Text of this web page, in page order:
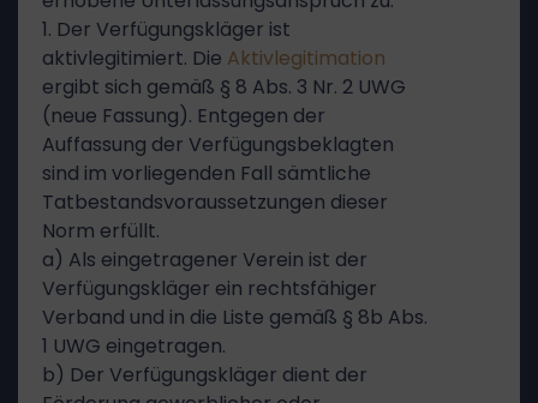
1. Der Verfügungskläger ist
aktivlegitimiert. Die Aktivlegitimation
ergibt sich gemäß § 8 Abs. 3 Nr. 2 UWG
(neue Fassung). Entgegen der
Auffassung der Verfügungsbeklagten
sind im vorliegenden Fall sämtliche
Tatbestandsvoraussetzungen dieser
Norm erfüllt.
a) Als eingetragener Verein ist der
Verfügungskläger ein rechtsfähiger
Verband und in die Liste gemäß § 8b Abs.
1 UWG eingetragen.
b) Der Verfügungskläger dient der